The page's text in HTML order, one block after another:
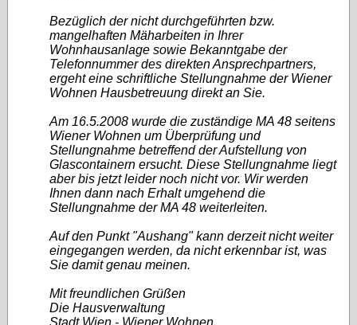
Bezüglich der nicht durchgeführten bzw.
mangelhaften Mäharbeiten in Ihrer
Wohnhausanlage sowie Bekanntgabe der
Telefonnummer des direkten Ansprechpartners,
ergeht eine schriftliche Stellungnahme der Wiener
Wohnen Hausbetreuung direkt an Sie.
Am 16.5.2008 wurde die zuständige MA 48 seitens
Wiener Wohnen um Überprüfung und
Stellungnahme betreffend der Aufstellung von
Glascontainern ersucht. Diese Stellungnahme liegt
aber bis jetzt leider noch nicht vor. Wir werden
Ihnen dann nach Erhalt umgehend die
Stellungnahme der MA 48 weiterleiten.
Auf den Punkt "Aushang" kann derzeit nicht weiter
eingegangen werden, da nicht erkennbar ist, was
Sie damit genau meinen.
Mit freundlichen Grüßen
Die Hausverwaltung
Stadt Wien - Wiener Wohnen